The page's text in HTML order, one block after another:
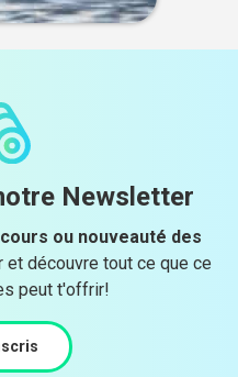
Newsletter
ou nouveauté des
découvre tout ce que ce
peut t'offrir!